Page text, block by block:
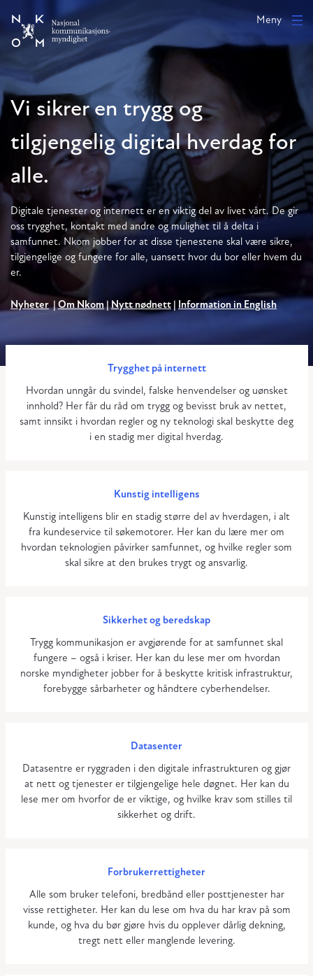
Hopp til hovedinnhold
Meny
Vi sikrer en trygg og
tilgjengelig digital hverdag for
alle.
Digitale tjenester og internett er en viktig del av livet vårt. De gir
oss trygghet, kontakt med andre og mulighet til å delta i
samfunnet. Nkom jobber for at disse tjenestene skal være sikre,
tilgjengelige og fungere for alle, uansett hvor du bor eller hvem du
er.
Nyheter|Om Nkom|Nytt nødnett |Information in English
Trygghet på internett
Hvordan unngår du svindel, falske henvendelser og uønsket
innhold? Her får du råd om trygg og bevisst bruk av nettet,
samt innsikt i hvordan regler og ny teknologi skal beskytte deg
i en stadig mer digital hverdag.
Kunstig intelligens
Kunstig intelligens blir en stadig større del av hverdagen, i alt
fra kundeservice til søkemotorer. Her kan du lære mer om
hvordan teknologien påvirker samfunnet, og hvilke regler som
skal sikre at den brukes trygt og ansvarlig.
Sikkerhet og beredskap
Trygg kommunikasjon er avgjørende for at samfunnet skal
fungere – også i kriser. Her kan du lese mer om hvordan
norske myndigheter jobber for å beskytte kritisk infrastruktur,
forebygge sårbarheter og håndtere cyberhendelser.
Datasenter
Datasentre er ryggraden i den digitale infrastrukturen og gjør
at nett og tjenester er tilgjengelige hele døgnet. Her kan du
lese mer om hvorfor de er viktige, og hvilke krav som stilles til
sikkerhet og drift.
Forbrukerrettigheter
Alle som bruker telefoni, bredbånd eller posttjenester har
visse rettigheter. Her kan du lese om hva du har krav på som
kunde, og hva du bør gjøre hvis du opplever dårlig dekning,
tregt nett eller manglende levering.